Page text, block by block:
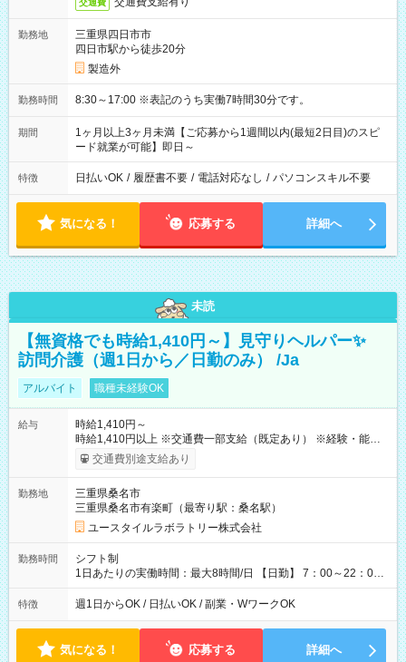
交通費
勤務地
三重県四日市市
四日市駅から徒歩20分
製造外
勤務時間 8:30～17:00 ※表記のうち実働7時間30分です。
期間
1ヶ月以上3ヶ月未満【ご応募から1週間以内(最短2日目)のスピ
ード就業が可能】即日～
特徴 日払いOK / 履歴書不要 / 電話対応なし / パソコンスキル不要
気になる！ 応募する 詳細へ
未読
【無資格でも時給1,410円～】見守りヘルパー✨
訪問介護（週1日から／日勤のみ） /Ja
アルバイト 職種未経験OK
給与
時給1,410円～
時給1,410円以上 ※交通費一部支給（既定あり） ※経験・能力を
考慮して決定します 【収入例】 週1回勤務の場合：1,410円×8時
間×4回=4万5,120円 週3回勤務の場合：1,410円×8時間×12回
5,600円 【試用期間】試用期間あり 試用期間の長さ：2ヶ月
※ 雇用形態と給与に、本採用時と異なる部分があります。 雇用
形態：本採用時と同じです。 給与：時給 1,090円以上
交通費別途支給あり
勤務地
三重県桑名市
三重県桑名市有楽町（最寄り駅：桑名駅）
ユースタイルラボラトリー株式会社
勤務時間
シフト制
1日あたりの実働時間：最大8時間/日 【日勤】 7：00～22：00
の間で8時間勤務（休憩時間は法定通り） ※週1日～OK ／ 夜勤
なし ＊＊ 勤務時間例 ＊＊ ■8時から17時 ■9時から18時 ■10
定（毎週同じ曜日勤務）
特徴 週1日からOK / 日払いOK / 副業・WワークOK
気になる！ 応募する 詳細へ